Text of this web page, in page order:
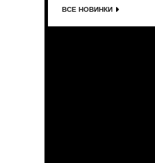
ВСЕ НОВИНКИ